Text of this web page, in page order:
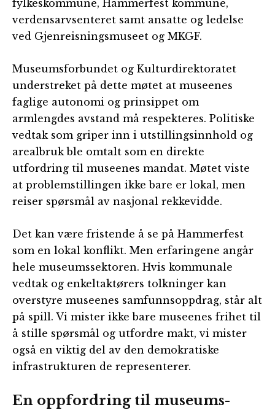
fylkeskommune, Hammerfest kommune,
verdensarvsenteret samt ansatte og ledelse
ved Gjenreisningsmuseet og MKGF.
Museumsforbundet og Kulturdirektoratet
understreket på dette møtet at museenes
faglige autonomi og prinsippet om
armlengdes avstand må respekteres. Politiske
vedtak som griper inn i utstillingsinnhold og
arealbruk ble omtalt som en direkte
utfordring til museenes mandat. Møtet viste
at problemstillingen ikke bare er lokal, men
reiser spørsmål av nasjonal rekkevidde.
Det kan være fristende å se på Hammerfest
som en lokal konflikt. Men erfaringene angår
hele museumssektoren. Hvis kommunale
vedtak og enkeltaktørers tolkninger kan
overstyre museenes samfunnsoppdrag, står alt
på spill. Vi mister ikke bare museenes frihet til
å stille spørsmål og utfordre makt, vi mister
også en viktig del av den demokratiske
infrastrukturen de representerer.
En oppfordring til museums-